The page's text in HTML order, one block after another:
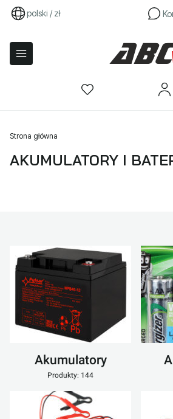
polski / zł
Strona główna
AKUMULATORY I
Akumulatory
Produkty: 144